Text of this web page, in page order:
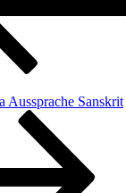
Aussprache Sanskrit